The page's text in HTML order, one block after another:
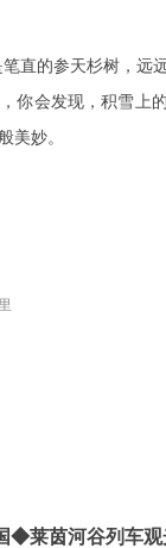
直的参天杉树，远
你会发现，积雪上
美妙。
◆莱茵河谷列车观